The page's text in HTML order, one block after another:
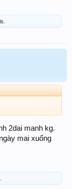
2dai manh kg.
mai xuống